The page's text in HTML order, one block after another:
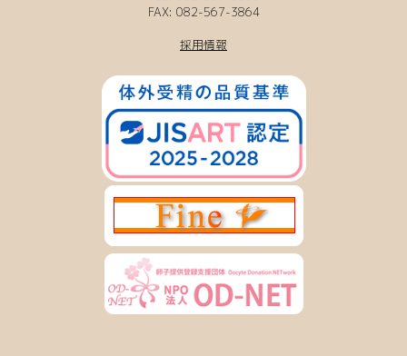
FAX: 082-567-3864
採用情報